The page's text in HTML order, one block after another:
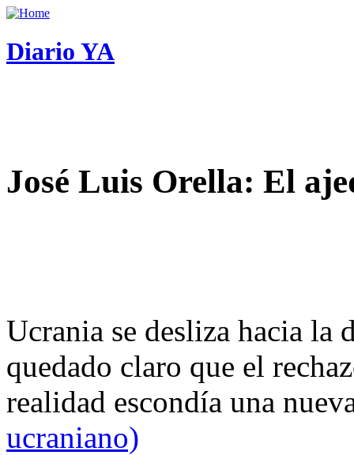
Diario YA
José Luis Orella: El
Ucrania se desliza hacia
quedado claro que el
realidad escondía una
ucraniano)